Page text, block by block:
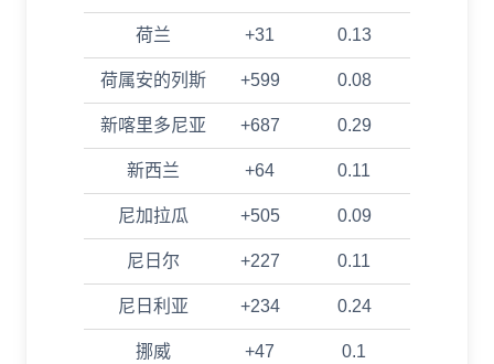
荷兰 +31 0.13
荷属安的列斯 +599 0.08
新喀里多尼亚 +687 0.29
新西兰 +64 0.11
尼加拉瓜 +505 0.09
尼日尔 +227 0.11
尼日利亚 +234 0.24
挪威 +47 0.1